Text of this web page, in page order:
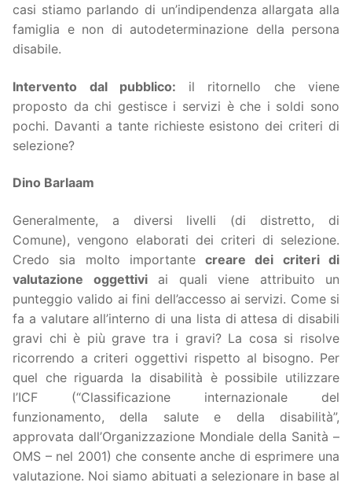
casi stiamo parlando di un’indipendenza allargata alla
famiglia e non di autodeterminazione della persona
disabile.
Intervento dal pubblico: il ritornello che viene
proposto da chi gestisce i servizi è che i soldi sono
pochi. Davanti a tante richieste esistono dei criteri di
selezione?
Dino Barlaam
Generalmente, a diversi livelli (di distretto, di
Comune), vengono elaborati dei criteri di selezione.
Credo sia molto importantecreare dei criteri di
valutazione oggettiviai quali viene attribuito un
punteggio valido ai fini dell’accesso ai servizi. Come si
fa a valutare all’interno di una lista di attesa di disabili
gravi chi è più grave tra i gravi? La cosa si risolve
ricorrendo a criteri oggettivi rispetto al bisogno. Per
quel che riguarda la disabilità è possibile utilizzare
l’ICF (“Classificazione internazionale del
funzionamento, della salute e della disabilità”,
approvata dall’Organizzazione Mondiale della Sanità –
OMS – nel 2001) che consente anche di esprimere una
valutazione. Noi siamo abituati a selezionare in base al